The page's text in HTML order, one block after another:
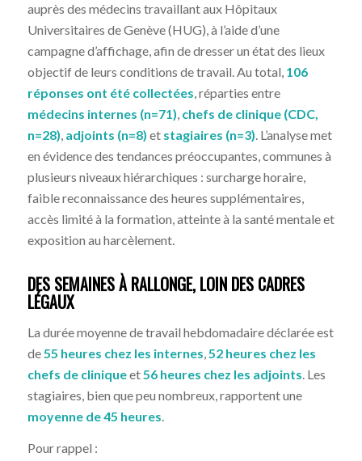
auprès des médecins travaillant aux Hôpitaux
Universitaires de Genève (HUG), à l’aide d’une
campagne d’affichage, afin de dresser un état des lieux
objectif de leurs conditions de travail. Au total, 106
réponses ont été collectées, réparties entre
médecins internes (n=71), chefs de clinique (CDC,
n=28), adjoints (n=8) et stagiaires (n=3). L’analyse met
en évidence des tendances préoccupantes, communes à
plusieurs niveaux hiérarchiques : surcharge horaire,
faible reconnaissance des heures supplémentaires,
accès limité à la formation, atteinte à la santé mentale et
exposition au harcèlement.
DES SEMAINES À RALLONGE, LOIN DES CADRES
LÉGAUX
La durée moyenne de travail hebdomadaire déclarée est
de 55 heures chez les internes 52 heures chez les
chefs de cliniqueet 56 heures chez les adjoints . Les
stagiaires, bien que peu nombreux, rapportent une
moyenne de 45 heures
Pour rappel :